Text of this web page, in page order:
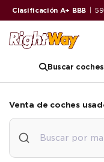
Clasificación A+ BBB
Buscar coches
Venta de coches